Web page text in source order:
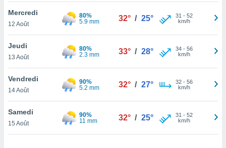
votre
à
en
le
Mercredi
12 Août
80%
5.9 mm
32° / 25° 31 - 52
km/h
Jeudi
13 Août
80%
2.3 mm
33° / 28° 34- 56
km/h
Vendredi
14 Août
90%
5.2 mm
32° / 27° 32- 56
km/h
Samedi
15 Août
90%
11 mm
32° / 25° 31 - 52
km/h